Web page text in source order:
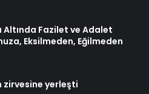
Altında Fazilet ve Adalet
Eksilmeden, Eğilmeden
zirvesine yerleşti